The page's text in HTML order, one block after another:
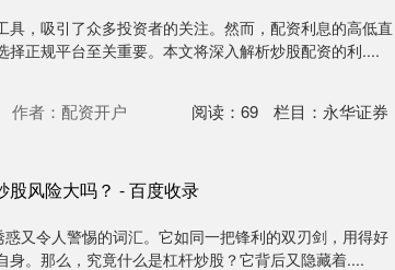
具，吸引了众多投资者的关注。然而，配资利息的高低直
择正规平台至关重要。本文将深入解析炒股配资的利....
作者：配资开户 阅读： 69 栏目： 永华证券
股风险大吗？ - 百度收录
又令人警惕的词汇。它如同一把锋利的双刃剑，用得好
身。那么，究竟什么是杠杆炒股？它背后又隐藏着....